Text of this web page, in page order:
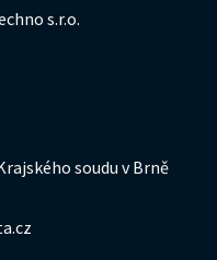
s.r.o.
soudu v Brně